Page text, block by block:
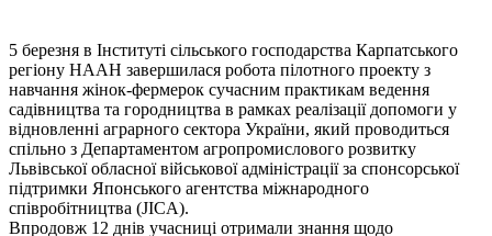
5 березня в Інституті сільського господарства Карпатського
регіону НААН завершилася робота пілотного проекту з
навчання жінок-фермерок сучасним практикам ведення
садівництва та городництва в рамках реалізації допомоги у
відновленні аграрного сектора України, який проводиться
спільно з Департаментом агропромислового розвитку
Львівської обласної військової адміністрації за спонсорської
підтримки Японського агентства міжнародного
співробітництва (JICA).
Впродовж 12 днів учасниці отримали знання щодо